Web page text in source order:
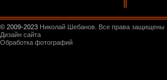
© 2009-2023 Николай Шебанов. Все права защищены
Дизайн сайта
Обработка фотографий